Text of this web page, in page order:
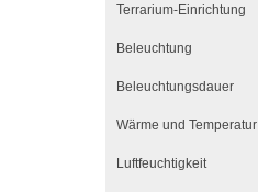
Terrarium-Einrichtung
Beleuchtung
Beleuchtungsdauer
Wärme und Temperatur
Luftfeuchtigkeit